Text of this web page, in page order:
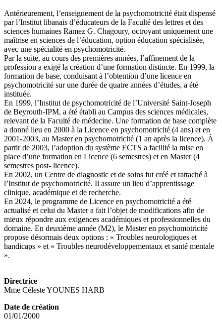
Antérieurement, l’enseignement de la psychomotricité était dispensé
par l’Institut libanais d’éducateurs de la Faculté des lettres et des
sciences humaines Ramez G. Chagoury, octroyant uniquement une
maîtrise en sciences de l’éducation, option éducation spécialisée,
avec une spécialité en psychomotricité.
Par la suite, au cours des premières années, l’affinement de la
profession a exigé la création d’une formation distincte. En 1999, la
formation de base, conduisant à l’obtention d’une licence en
psychomotricité sur une durée de quatre années d’études, a été
instituée.
En 1999, l’Institut de psychomotricité de l’Université Saint-Joseph
de Beyrouth-IPM, a été établi au Campus des sciences médicales,
relevant de la Faculté de médecine. Une formation de base complète
a donné lieu en 2000 à la Licence en psychomotricité (4 ans) et en
2001-2003, au Master en psychomotricité (1 an après la licence). À
partir de 2003, l’adoption du système ECTS a facilité la mise en
place d’une formation en Licence (6 semestres) et en Master (4
semestres post- licence).
En 2002, un Centre de diagnostic et de soins fut créé et rattaché à
l’Institut de psychomotricité. Il assure un lieu d’apprentissage
clinique, académique et de recherche.
En 2024, le programme de Licence en psychomotricité a été
actualisé et celui du Master a fait l’objet de modifications afin de
mieux répondre aux exigences académiques et professionnelles du
domaine. En deuxième année (M2), le Master en psychomotricité
propose désormais deux options : « Troubles neurologiques et
handicaps » et « Troubles neurodéveloppementaux et santé mentale
».
Directrice
Mme Céleste YOUNES HARB
Date de création
01/01/2000